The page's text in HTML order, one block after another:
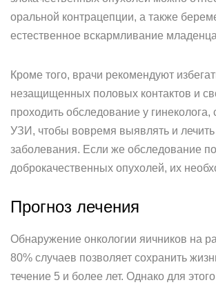
оральной контрацепции, а также
естественное вскармливание
Кроме того, врачи рекомендуют
незащищенных половых контактов и
проходить обследование у
УЗИ, чтобы вовремя выявлять и
заболевания. Если же обследование
доброкачественных опухолей, их
Прогноз лечения
Обнаружение онкологии яичников на
80% случаев позволяет сохранить
течение 5 и более лет. Однако для